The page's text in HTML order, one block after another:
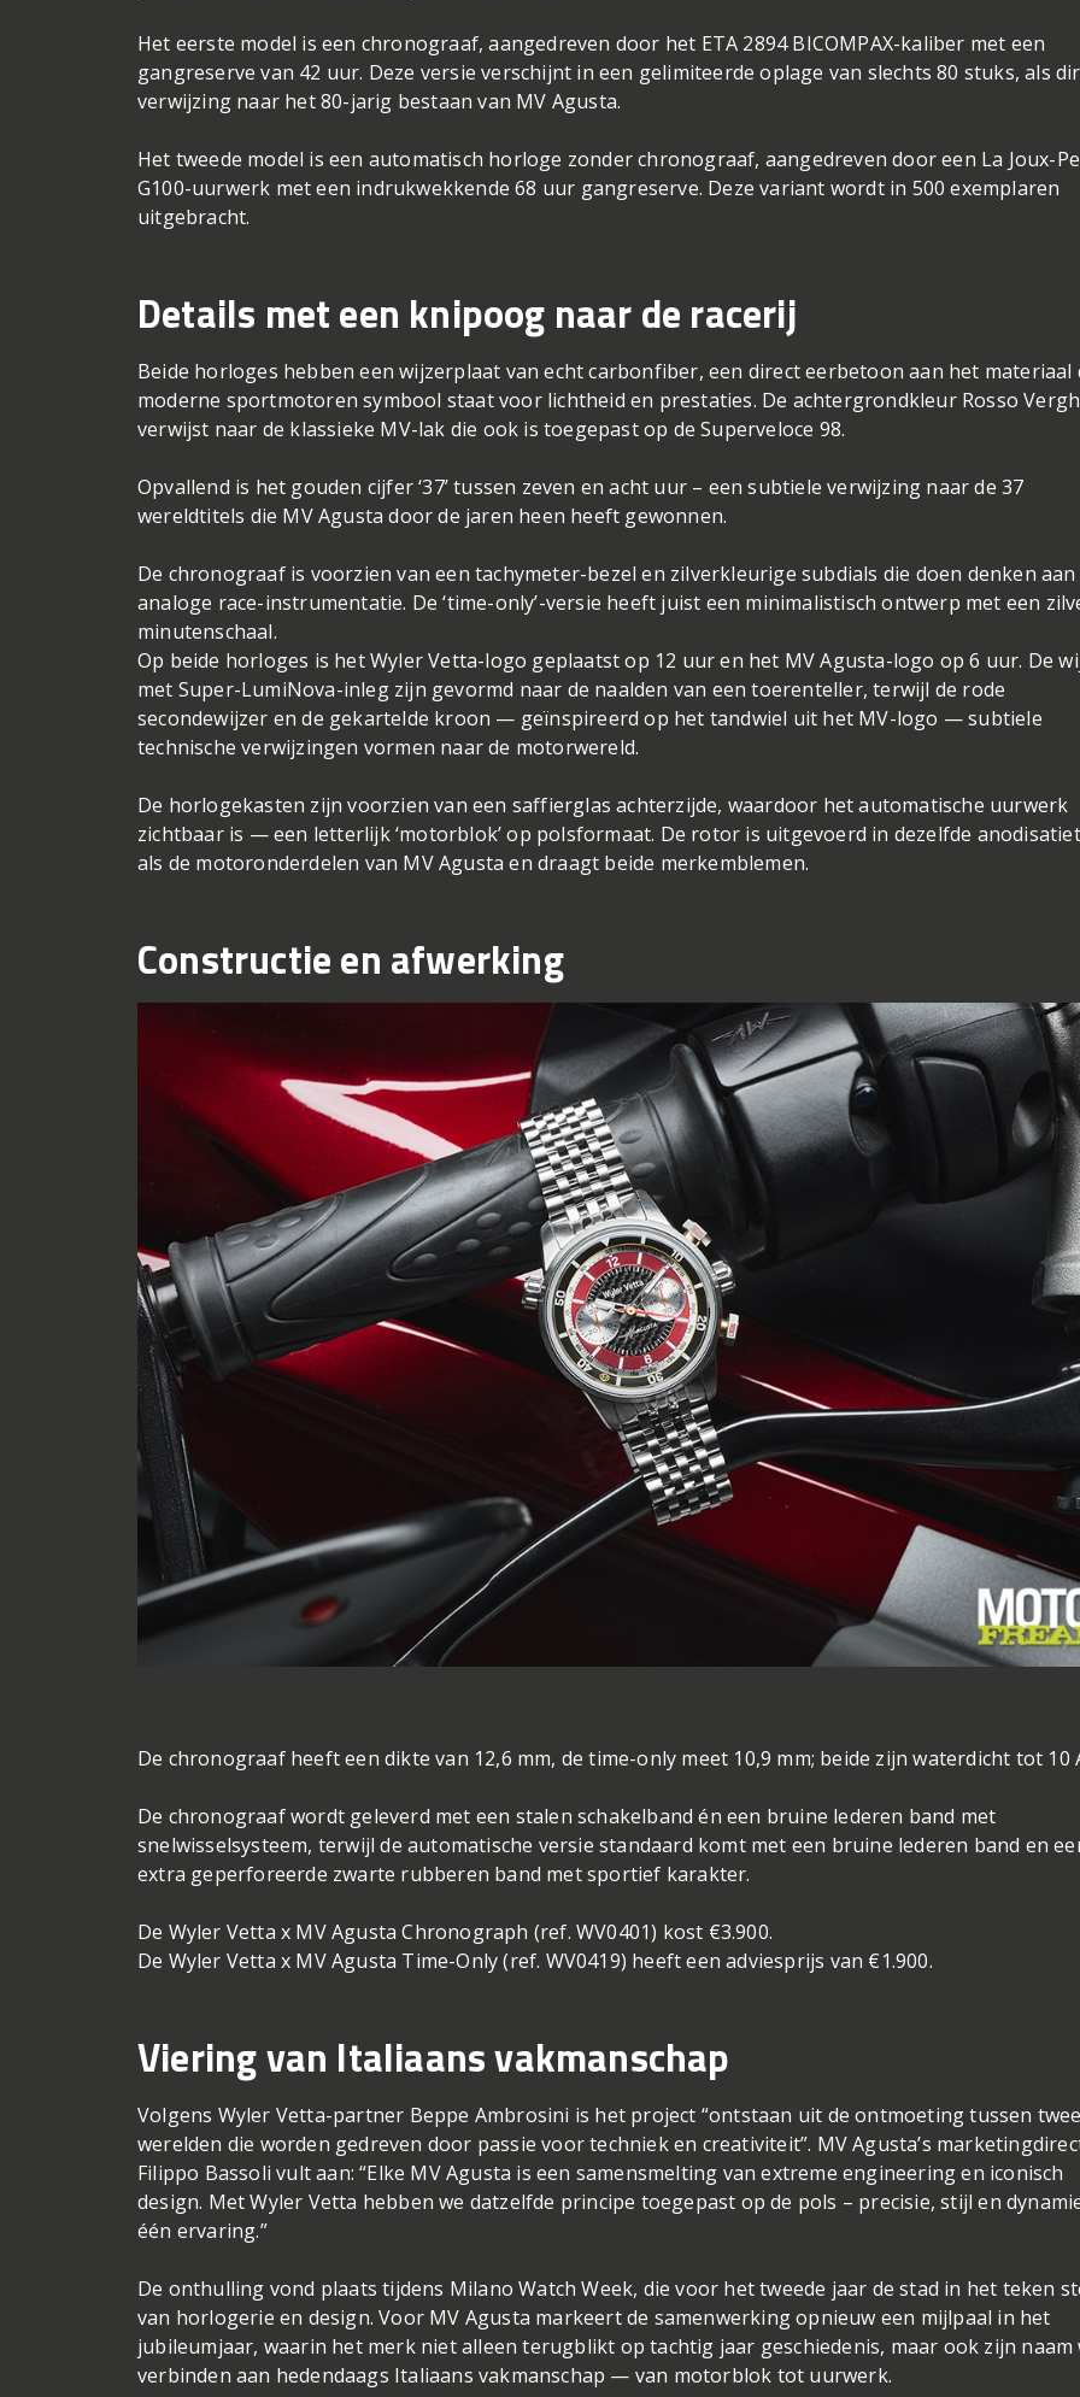
Het eerste model is een chronograaf, aangedreven door het ETA 2894 BICOMPAX-kaliber met een
gangreserve van 42 uur. Deze versie verschijnt in een gelimiteerde oplage van slechts 80 stuks, als
verwijzing naar het 80-jarig bestaan van MV Agusta.
Het tweede model is een automatisch horloge zonder chronograaf, aangedreven door een La Joux-
G100-uurwerk met een indrukwekkende 68 uur gangreserve. Deze variant wordt in 500 exemplaren
uitgebracht.
Details met een knipoog naar de racerij
Beide horloges hebben een wijzerplaat van echt carbonfiber, een direct eerbetoon aan het materiaal
moderne sportmotoren symbool staat voor lichtheid en prestaties. De achtergrondkleur Rosso
verwijst naar de klassieke MV-lak die ook is toegepast op de Superveloce 98.
Opvallend is het gouden cijfer ‘37’ tussen zeven en acht uur – een subtiele verwijzing naar de 37
wereldtitels die MV Agusta door de jaren heen heeft gewonnen.
De chronograaf is voorzien van een tachymeter-bezel en zilverkleurige subdials die doen denken aan
analoge race-instrumentatie. De ‘time-only’-versie heeft juist een minimalistisch ontwerp met een
minutenschaal.
Op beide horloges is het Wyler Vetta-logo geplaatst op 12 uur en het MV Agusta-logo op 6 uur. De
met Super-LumiNova-inleg zijn gevormd naar de naalden van een toerenteller, terwijl de rode
secondewijzer en de gekartelde kroon — geïnspireerd op het tandwiel uit het MV-logo — subtiele
technische verwijzingen vormen naar de motorwereld.
De horlogekasten zijn voorzien van een saffierglas achterzijde, waardoor het automatische uurwerk
zichtbaar is — een letterlijk ‘motorblok’ op polsformaat. De rotor is uitgevoerd in dezelfde
als de motoronderdelen van MV Agusta en draagt beide merkemblemen.
Constructie en afwerking
De chronograaf heeft een dikte van 12,6 mm, de time-only meet 10,9 mm; beide zijn waterdicht tot 10
De chronograaf wordt geleverd met een stalen schakelband én een bruine lederen band met
snelwisselsysteem, terwijl de automatische versie standaard komt met een bruine lederen band en
extra geperforeerde zwarte rubberen band met sportief karakter.
De Wyler Vetta x MV Agusta Chronograph (ref. WV0401) kost €3.900.
De Wyler Vetta x MV Agusta Time-Only (ref. WV0419) heeft een adviesprijs van €1.900.
Viering van Italiaans vakmanschap
Volgens Wyler Vetta-partner Beppe Ambrosini is het project “ontstaan uit de ontmoeting tussen
werelden die worden gedreven door passie voor techniek en creativiteit”. MV Agusta’s
Filippo Bassoli vult aan: “Elke MV Agusta is een samensmelting van extreme engineering en iconisch
design. Met Wyler Vetta hebben we datzelfde principe toegepast op de pols – precisie, stijl en
één ervaring.”
De onthulling vond plaats tijdens Milano Watch Week, die voor het tweede jaar de stad in het teken
van horlogerie en design. Voor MV Agusta markeert de samenwerking opnieuw een mijlpaal in het
jubileumjaar, waarin het merk niet alleen terugblikt op tachtig jaar geschiedenis, maar ook zijn naam
verbinden aan hedendaags Italiaans vakmanschap — van motorblok tot uurwerk.